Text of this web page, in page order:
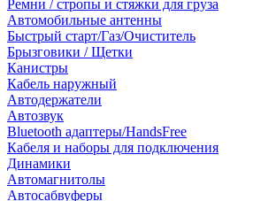
Ремни / стропы и стяжки для груза
Автомобильные антенны
Быстрый старт/Газ/Очиститель
Брызговики / Щетки
Канистры
Кабель наружный
Автодержатели
Автозвук
Bluetooth адаптеры/HandsFree
Кабеля и наборы для подключения
Динамики
Автомагнитолы
Автосабвуферы